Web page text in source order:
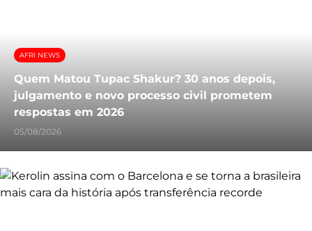
AFRI NEWS
Quem Matou Tupac Shakur? 30 anos depois,
julgamento e novo processo civil prometem
respostas em 2026
05/08/2026